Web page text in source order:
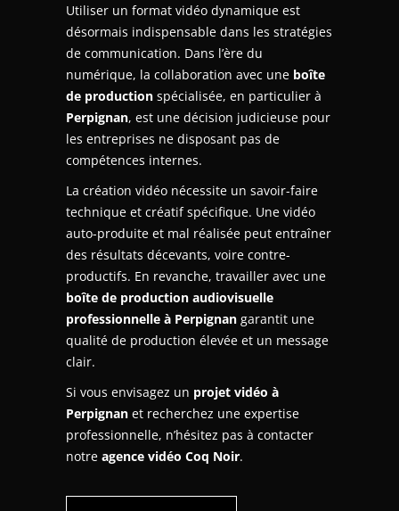
Utiliser un format vidéo dynamique est
désormais indispensable dans les stratégies
de communication. Dans l’ère du
numérique, la collaboration avec une boîte
de production spécialisée, en particulier à
Perpignan, est une décision judicieuse pour
les entreprises ne disposant pas de
compétences internes.
La création vidéo nécessite un savoir-faire
technique et créatif spécifique. Une vidéo
auto-produite et mal réalisée peut entraîner
des résultats décevants, voire contre-
productifs. En revanche, travailler avec une
boîte de production audiovisuelle
professionnelle à Perpignan garantit une
qualité de production élevée et un message
clair.
Si vous envisagez un projet vidéo à
Perpignan et recherchez une expertise
professionnelle, n’hésitez pas à contacter
notre agence vidéo Coq Noir.